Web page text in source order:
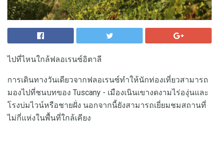
ไปที่ไหนใกล้ฟลอเรนซ์อิตาลี
การเดินทางวันเดียวจากฟลอเรนซ์ทำให้นักท่องเที่ยวสามารถ
มองไปที่ชนบทของ Tuscany - เมืองเนินเขางดงามไร่องุ่นและ
โรงบ่มไวน์หรือชายฝั่ง นอกจากนี้ยังสามารถเยี่ยมชมสถานที่
ไม่กี่แห่งในพื้นที่ใกล้เคียง